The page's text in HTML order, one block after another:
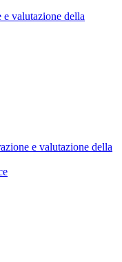
e valutazione della
e valutazione della